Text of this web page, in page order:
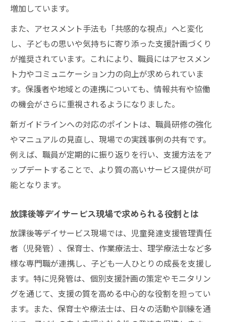
自己選択を促す放課後等デイサービスの実践例
放課後等デイサービスで自己決定を支援す
る実践方法
こども主体の活動プロセスの作り方とポイ
ント
ガイドラインを活かした自己選択支援の具
体例
放課後等デイサービスで家族と連携した支
援事例
日常活動で活かす自己選択促進の工夫
マニュアル活用で見直す日常活動の進め方
放課後等デイサービスマニュアルで活動を
ガイドラインわかりやすく日常活動を再構
築する
厚生労働省ガイドライン活用のポイント解
説
日常活動の見直しに役立つマニュアルの使
い方
放課後等デイサービスで質向上を図る日常
増加しています。
また、アセスメント手法も「共感的な視点」へと変化
し、子どもの思いや気持ちに寄り添った支援計画づくり
が推奨されています。これにより、職員にはアセスメン
ト力やコミュニケーション力の向上が求められていま
す。保護者や地域との連携についても、情報共有や協働
の機会がさらに重視されるようになりました。
新ガイドラインへの対応のポイントは、職員研修の強化
やマニュアルの見直し、現場での実践事例の共有です。
例えば、職員が定期的に振り返りを行い、支援方法をア
ップデートすることで、より質の高いサービス提供が可
能となります。
放課後等デイサービス現場で求められる役割とは
放課後等デイサービス現場では、児童発達支援管理責任
者（児発管）、保育士、作業療法士、理学療法士など多
様な専門職が連携し、子ども一人ひとりの成長を支援し
ます。特に児発管は、個別支援計画の策定やモニタリン
グを通じて、支援の質を高める中心的な役割を担ってい
ます。また、保育士や療法士は、日々の活動や訓練を通